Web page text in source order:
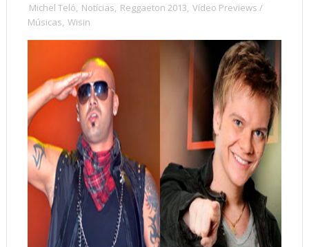
Michel Teló, Notícias, Reggaeton 2013, Vídeo Previews /
Músicas, Wisin